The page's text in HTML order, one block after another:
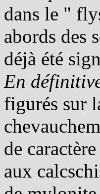
dans le "
abords des
déjà été
En
figurés sur
de
aux